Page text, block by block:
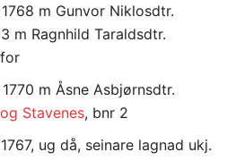
1768 m Gunvor Niklosdtr.
m Ragnhild Taraldsdtr.
m Åsne Asbjørnsdtr.
Stavenes, bnr 2
ug då, seinare lagnad ukj.